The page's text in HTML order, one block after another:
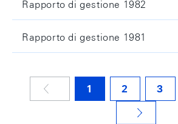
Rapporto di gestione 1982
Rapporto di gestione 1981
1 2 3